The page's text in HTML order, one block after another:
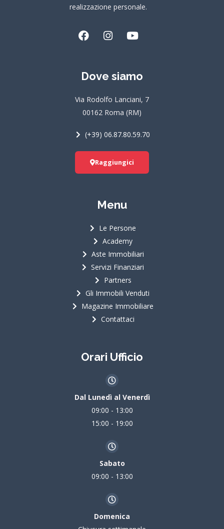
realizzazione personale.
F
b
o
k
I
a
r
a
m
Y
u
e
Dove siamo
Via Rodolfo Lanciani, 7
00162 Roma (RM)
(+39) 06.87.80.59.70
Raggiungici
Menu
Le Persone
Academy
Aste Immobiliari
Servizi Finanziari
Partners
Gli Immobili Venduti
Magazine Immobiliare
Contattaci
Orari Ufficio
Dal Lunedì al Venerdì
09:00 - 13:00
15:00 - 19:00
Sabato
09:00 - 13:00
Domenica